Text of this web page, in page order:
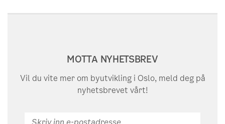
MOTTA NYHETSBREV
Vil du vite mer om byutvikling i Oslo, meld deg på
nyhetsbrevet vårt!
Skriv